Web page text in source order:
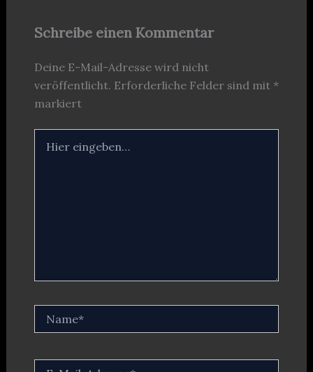
Schreibe einen Kommentar
Deine E-Mail-Adresse wird nicht
veröffentlicht. Erforderliche Felder sind mit *
markiert
eingeben…